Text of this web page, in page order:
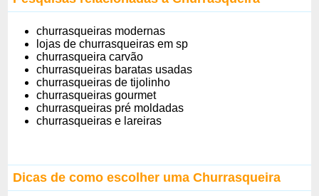
churrasqueiras modernas
lojas de churrasqueiras em sp
churrasqueira carvão
churrasqueiras baratas usadas
churrasqueiras de tijolinho
churrasqueiras gourmet
churrasqueiras pré moldadas
churrasqueiras e lareiras
Dicas de como escolher uma Churrasqueira